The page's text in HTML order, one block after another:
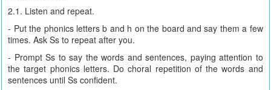
2.1. Listen and repeat.
- Put the phonics letters b and h on the board and say them a few
times. Ask Ss to repeat after you.
- Prompt Ss to say the words and sentences, paying attention to
the target phonics letters. Do choral repetition of the words and
sentences until Ss confident.